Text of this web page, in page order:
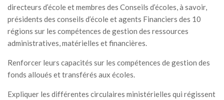
directeurs d’école et membres des Conseils d’écoles, à savoir,
présidents des conseils d’école et agents Financiers des 10
régions sur les compétences de gestion des ressources
administratives, matérielles et financières.
Renforcer leurs capacités sur les compétences de gestion des
fonds alloués et transférés aux écoles.
Expliquer les différentes circulaires ministérielles qui régissent